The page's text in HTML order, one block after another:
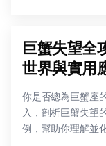
巨蟹失望全
世界與實用
你是否總為巨蟹座
入，剖析巨蟹失望
例，幫助你理解並